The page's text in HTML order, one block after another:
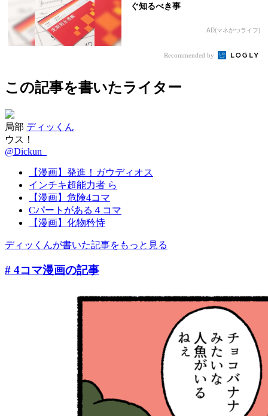
ぐ知るべき事
AD(マネかつライフ)
Recommended by
この記事を書いたライター
局部 ディッくん
ウス！
@Dickun_
【漫画】発進！ガウディオス
インチキ超能力者 ら
【漫画】危険4コマ
Cパートがある４コマ
【漫画】化物矜恃
ディッくんが書いた記事をもっと見る
# 4コマ漫画の記事